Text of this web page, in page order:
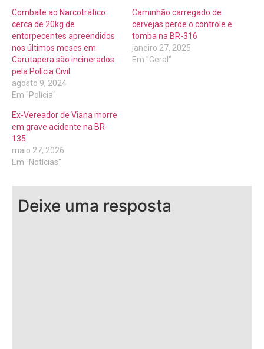
Combate ao Narcotráfico:
cerca de 20kg de
entorpecentes apreendidos
nos últimos meses em
Carutapera são incinerados
pela Polícia Civil
agosto 9, 2024
Em "Polícia"
Caminhão carregado de
cervejas perde o controle e
tomba na BR-316
janeiro 27, 2025
Em "Geral"
Ex-Vereador de Viana morre
em grave acidente na BR-
135
maio 27, 2026
Em "Notícias"
Deixe uma resposta